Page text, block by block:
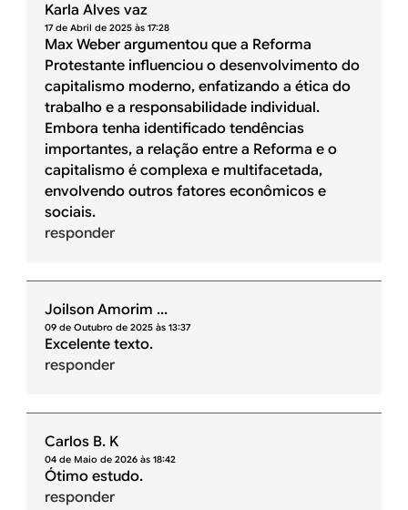
Karla Alves vaz
17 de Abril de 2025 às 17:28
Max Weber argumentou que a Reforma
Protestante influenciou o desenvolvimento do
capitalismo moderno, enfatizando a ética do
trabalho e a responsabilidade individual.
Embora tenha identificado tendências
importantes, a relação entre a Reforma e o
capitalismo é complexa e multifacetada,
envolvendo outros fatores econômicos e
sociais.
responder
Joilson Amorim ...
09 de Outubro de 2025 às 13:37
Excelente texto.
responder
Carlos B. K
04 de Maio de 2026 às 18:42
Ótimo estudo.
responder